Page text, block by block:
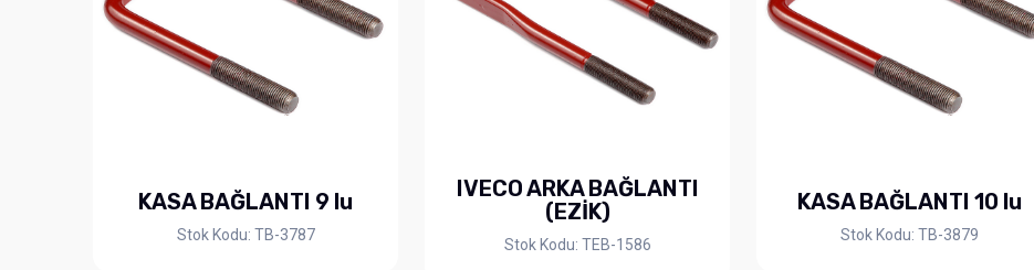
KASA BAĞLANTI 9 lu
Stok Kodu: TB-3787
IVECO ARKA BAĞLANTI
(EZİK)
Stok Kodu: TEB-1586
KASA BAĞLANTI 10 lu
Stok Kodu: TB-3879